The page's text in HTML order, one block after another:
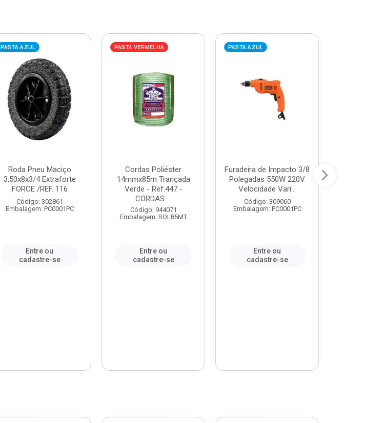
PASTA AZUL
Roda Pneu Maciço
3.50x8x3/4 Extraforte
FORCE /REF. 116
Código: 302861
Embalagem: PC0001PC
Entre ou
cadastre-se
PASTA VERMELHA
Cordas Poliéster
14mmx85m Trançada
Verde - Ref.447 -
CORDAS ...
Código: 944071
Embalagem: ROL85MT
Entre ou
cadastre-se
PASTA AZUL
Furadeira de Impacto 3/8
Polegadas 550W 220V
Velocidade Vari...
Código: 309060
Embalagem: PC0001PC
Entre ou
cadastre-se